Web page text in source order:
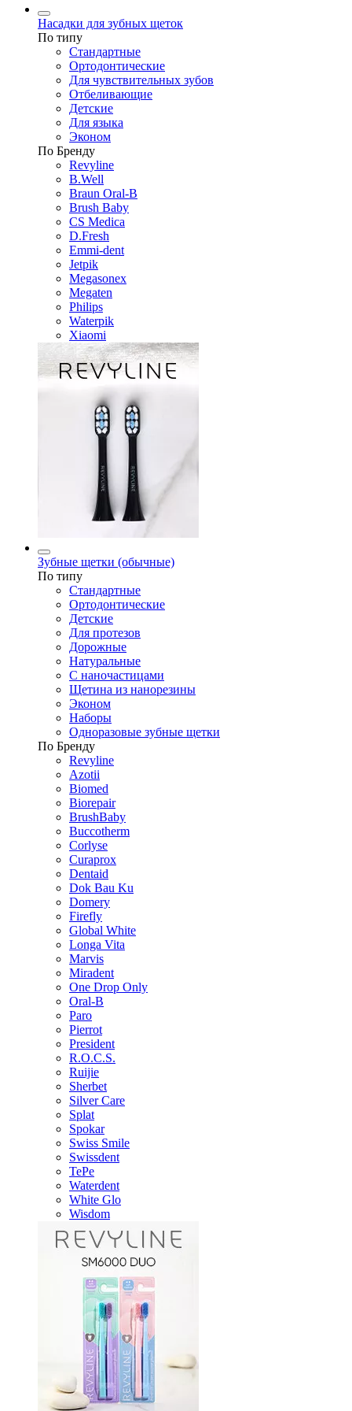
Насадки для зубных щеток
По типу
Стандартные
Ортодонтические
Для чувствительных зубов
Отбеливающие
Детские
Для языка
Эконом
По Бренду
Revyline
B.Well
Braun Oral-B
Brush Baby
CS Medica
D.Fresh
Emmi-dent
Jetpik
Megasonex
Megaten
Philips
Waterpik
Xiaomi
Зубные щетки (обычные)
По типу
Стандартные
Ортодонтические
Детские
Для протезов
Дорожные
Натуральные
С наночастицами
Щетина из нанорезины
Эконом
Наборы
Одноразовые зубные щетки
По Бренду
Revyline
Azotii
Biomed
Biorepair
BrushBaby
Buccotherm
Corlyse
Curaprox
Dentaid
Dok Bau Ku
Domery
Firefly
Global White
Longa Vita
Marvis
Miradent
One Drop Only
Oral-B
Paro
Pierrot
President
R.O.C.S.
Ruijie
Sherbet
Silver Care
Splat
Spokar
Swiss Smile
Swissdent
TePe
Waterdent
White Glo
Wisdom